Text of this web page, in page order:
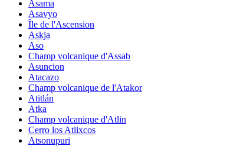
Asama
Asavyo
Île de l'Ascension
Askja
Aso
Champ volcanique d'Assab
Asuncion
Atacazo
Champ volcanique de l'Atakor
Atitlán
Atka
Champ volcanique d'Atlin
Cerro los Atlixcos
Atsonupuri